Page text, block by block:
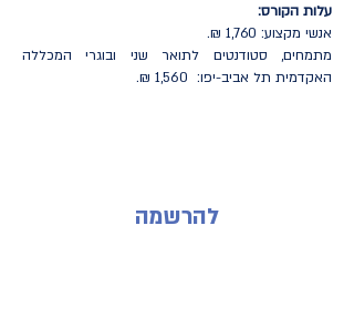
עלות הקורס:
אנשי מקצוע: 1,760 ₪.
מתמחים, סטודנטים לתואר שני ובוגרי המכללה
האקדמית תל אביב-יפו: 1,560 ₪.
להרשמה